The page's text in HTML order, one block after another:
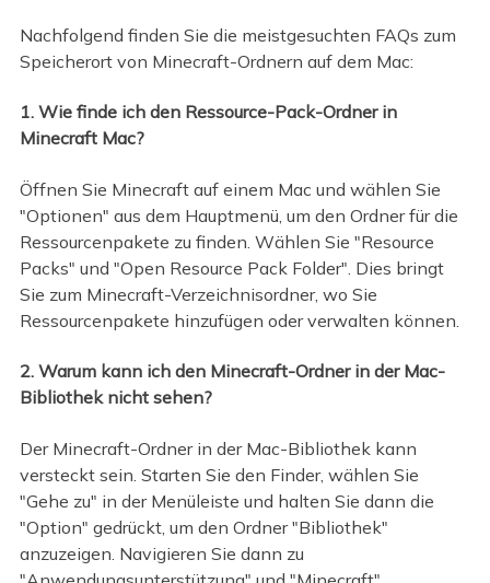
Nachfolgend finden Sie die meistgesuchten FAQs zum
Speicherort von Minecraft-Ordnern auf dem Mac:
1. Wie finde ich den Ressource-Pack-Ordner in
Minecraft Mac?
Öffnen Sie Minecraft auf einem Mac und wählen Sie
"Optionen" aus dem Hauptmenü, um den Ordner für die
Ressourcenpakete zu finden. Wählen Sie "Resource
Packs" und "Open Resource Pack Folder". Dies bringt
Sie zum Minecraft-Verzeichnisordner, wo Sie
Ressourcenpakete hinzufügen oder verwalten können.
2. Warum kann ich den Minecraft-Ordner in der Mac-
Bibliothek nicht sehen?
Der Minecraft-Ordner in der Mac-Bibliothek kann
versteckt sein. Starten Sie den Finder, wählen Sie
"Gehe zu" in der Menüleiste und halten Sie dann die
"Option" gedrückt, um den Ordner "Bibliothek"
anzuzeigen. Navigieren Sie dann zu